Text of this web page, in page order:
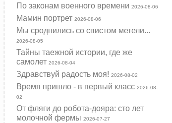
По законам военного времени2026-08-06
Мамин портрет2026-08-06
Мы сроднились со свистом метели...
2026-08-05
Тайны таежной истории, где же
самолет2026-08-04
Здравствуй радость моя!2026-08-02
Время пришло - в первый класс2026-08-
02
От фляги до робота-дояра: сто лет
молочной фермы2026-07-27